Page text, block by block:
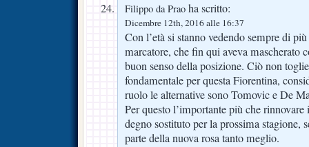
Filippo da Prao ha scritto:
Dicembre 12th, 2016 alle 16:37
Con l’età si stanno vedendo sempre di
marcatore, che fin qui aveva mascherato
buon senso della posizione. Ciò non
fondamentale per questa Fiorentina,
ruolo le alternative sono Tomovic e De
Per questo l’importante più che
degno sostituto per la prossima stagione,
parte della nuova rosa tanto meglio.